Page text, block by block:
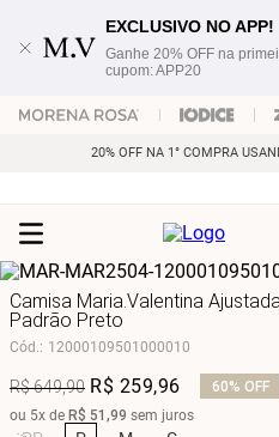
EXCLUSIVO NO APP!
Ganhe 20% OFF na
cupom: APP20
20% OFF NA 1° COMPRA
Camisa Maria.Valentina
Padrão Preto
Cód.: 12000109501000010
R$649,90 R$ 259,96 60% OFF
ou 5x de R$ 51 ,99 sem juros